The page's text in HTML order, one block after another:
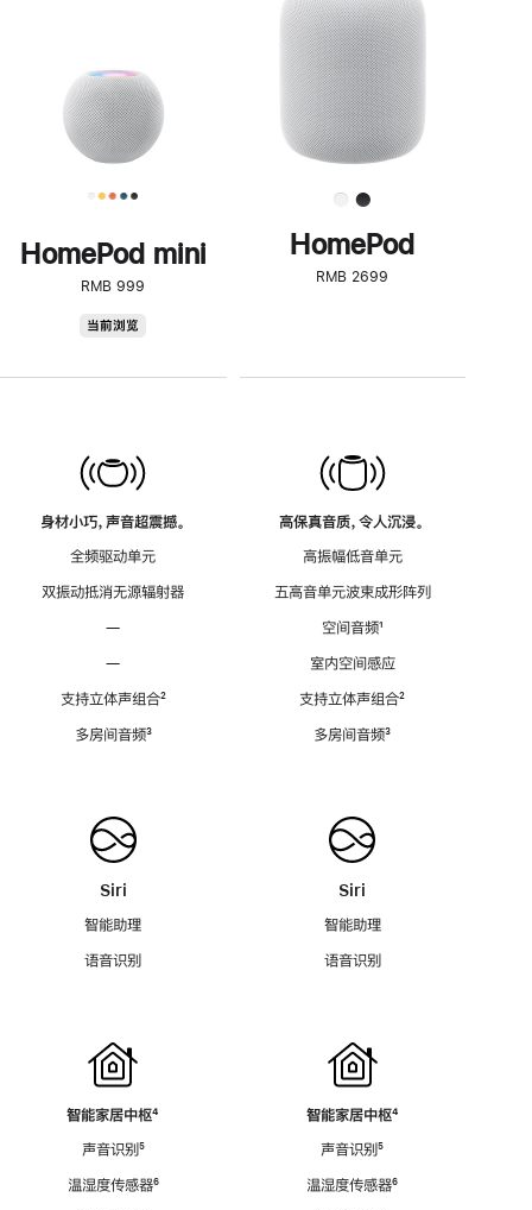
HomePod mini
RMB 999
当前浏览
身材小巧，声音超震撼。
全频驱动单元
双振动抵消无源辐射器
—
—
支持立体声组合脚
²
多房间音频脚
³
Siri
智能助理
语音识别
智能家居中枢脚
⁴
声音识别脚
⁵
温湿度传感器脚
⁶
了
解
HomePod<
HomePod
RMB 2699
高保真音质，令人沉浸。
高振幅低音单元
五高音单元波束成形阵列
空间音频脚
¹
室内空间感应
支持立体声组合脚
²
多房间音频脚
³
Siri
智能助理
语音识别
智能家居中枢脚
⁴
声音识别脚
⁵
温湿度传感器脚
⁶